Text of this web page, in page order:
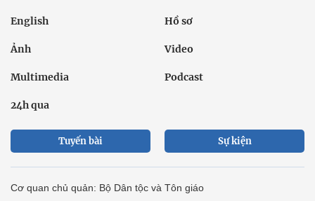
English Hồ sơ
Ảnh Video
Multimedia Podcast
24h qua
Tuyến bài Sự kiện
Cơ quan chủ quản: Bộ Dân tộc và Tôn giáo